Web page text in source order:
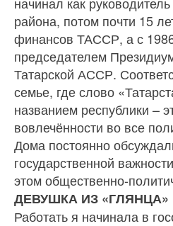
района, потом почти 15
финансов ТАССР, а с
председателем
Татарской АССР.
семье, где слово
названием республики –
вовлечён­ности во все
Дома постоянно
государственной
этом общественно-
ДЕВУШКА ИЗ «ГЛЯНЦА»
Работать я начинала в